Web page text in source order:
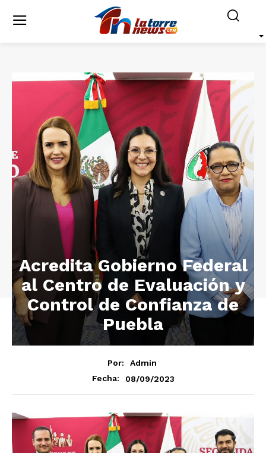
Acredita Gobierno Federal
al Centro de Evaluación y
Control de Confianza de
Puebla
Por:
Admin
Fecha:
08/09/2023